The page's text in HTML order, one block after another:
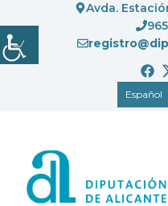
al
contenido
Avda.
Español